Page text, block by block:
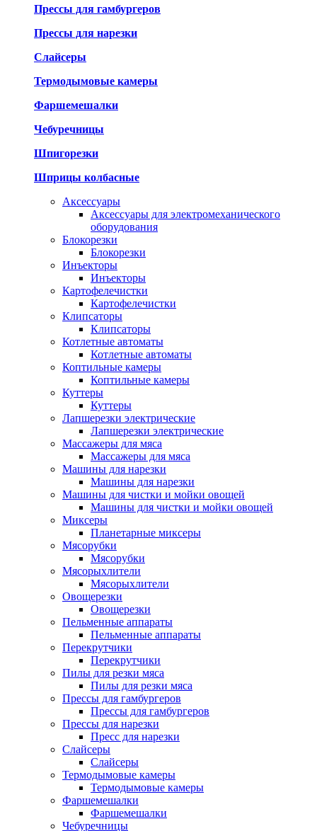
Прессы для гамбургеров
Прессы для нарезки
Слайсеры
Термодымовые камеры
Фаршемешалки
Чебуречницы
Шпигорезки
Шприцы колбасные
Аксессуары
Аксессуары для электромеханического
оборудования
Блокорезки
Блокорезки
Инъекторы
Инъекторы
Картофелечистки
Картофелечистки
Клипсаторы
Клипсаторы
Котлетные автоматы
Котлетные автоматы
Коптильные камеры
Коптильные камеры
Куттеры
Куттеры
Лапшерезки электрические
Лапшерезки электрические
Массажеры для мяса
Массажеры для мяса
Машины для нарезки
Машины для нарезки
Машины для чистки и мойки овощей
Машины для чистки и мойки овощей
Миксеры
Планетарные миксеры
Мясорубки
Мясорубки
Мясорыхлители
Мясорыхлители
Овощерезки
Овощерезки
Пельменные аппараты
Пельменные аппараты
Перекрутчики
Перекрутчики
Пилы для резки мяса
Пилы для резки мяса
Прессы для гамбургеров
Прессы для гамбургеров
Прессы для нарезки
Пресс для нарезки
Слайсеры
Слайсеры
Термодымовые камеры
Термодымовые камеры
Фаршемешалки
Фаршемешалки
Чебуречницы